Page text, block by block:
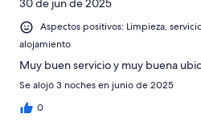
30 de jun de 2025
Aspectos positivos: Limpieza,
alojamiento
Muy buen servicio y muy buena
Se alojó 3 noches en junio de 2025
0